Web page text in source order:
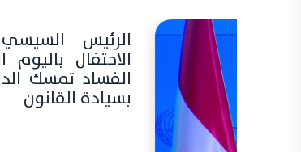
الرئيس السيسي يؤكد
الاحتفال باليوم العالمي
الفساد تمسك الدولة
بسيادة القانون